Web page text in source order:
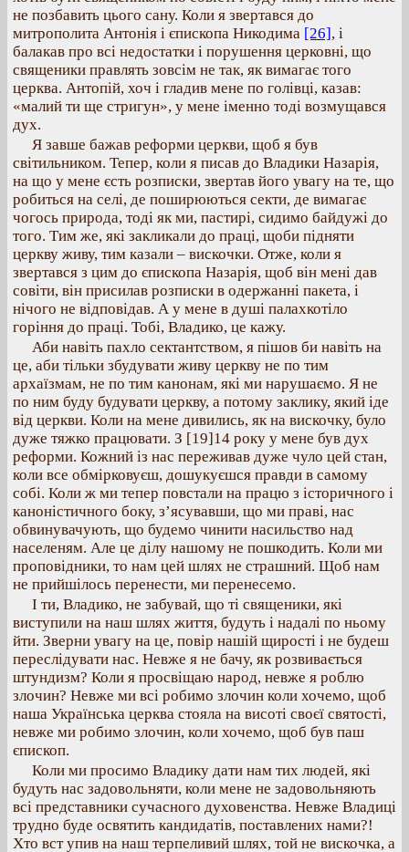
не позбавить цього сану. Коли я звертався до
митрополита Антонія і єпископа Никодима [26], і
балакав про всі недостатки і порушення церковні, що
священики правлять зовсім не так, як вимагає того
церква. Антопій, хоч і гладив мене по голівці, казав:
«малий ти ще стригун», у мене іменно тоді возмущався
дух.
Я завше бажав реформи церкви, щоб я був
світильником. Тепер, коли я писав до Владики Назарія,
на що у мене єсть розписки, звертав його увагу на те, що
робиться на селі, де поширюються секти, де вимагає
чогось природа, тоді як ми, пастирі, сидимо байдужі до
того. Тим же, які закликали до праці, щоби підняти
церкву живу, тим казали – вискочки. Отже, коли я
звертався з цим до єпископа Назарія, щоб він мені дав
совіти, він присилав розписки в одержанні пакета, і
нічого не відповідав. А у мене в душі палахкотіло
горіння до праці. Тобі, Владико, це кажу.
Аби навіть пахло сектантством, я пішов би навіть на
це, аби тільки збудувати живу церкву не по тим
архаїзмам, не по тим канонам, які ми нарушаємо. Я не
по ним буду будувати церкву, а потому заклику, який іде
від церкви. Коли на мене дивились, як на вискочку, було
дуже тяжко працювати. З [19]14 року у мене був дух
реформи. Кожний із нас переживав дуже чуло цей стан,
коли все обмірковуєш, дошукуєшся правди в самому
собі. Коли ж ми тепер повстали на працю з історичного і
каноністичного боку, з’ясувавши, що ми праві, нас
обвинувачують, що будемо чинити насильство над
населеням. Але це ділу нашому не пошкодить. Коли ми
проповідники, то нам цей шлях не страшний. Щоб нам
не прийшілось перенести, ми перенесемо.
І ти, Владико, не забувай, що ті священики, які
виступили на наш шлях життя, будуть і надалі по ньому
йти. Зверни увагу на це, повір нашій щирості і не будеш
переслідувати нас. Невже я не бачу, як розвивається
штундизм? Коли я просвіщаю народ, невже я роблю
злочин? Невже ми всі робимо злочин коли хочемо, щоб
наша Українська церква стояла на висоті своєї святості,
невже ми робимо злочин, коли хочемо, щоб був паш
єпископ.
Коли ми просимо Владику дати нам тих людей, які
будуть нас задовольняти, коли мене не задовольняють
всі представники сучасного духовенства. Невже Владиці
трудно буде освятить кандидатів, поставлених нами?!
Хто вст упив на наш терпеливий шлях, той не вискочка, а